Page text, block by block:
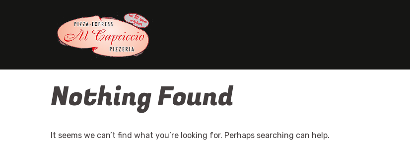
Nothing Found
It seems we can’t find what you’re looking for. Perhaps searching can help.